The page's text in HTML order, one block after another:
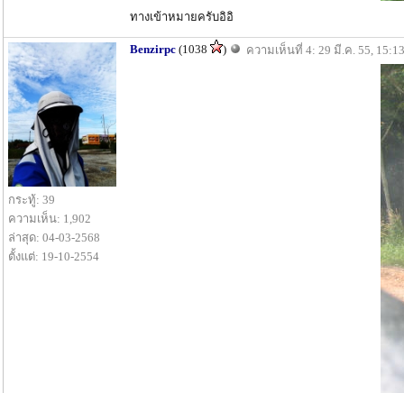
ทางเข้าหมายครับอิอิ
กระทู้: 39
ความเห็น: 1,902
ล่าสุด: 04-03-2568
ตั้งแต่: 19-10-2554
Benzirpc (1038 ) ความเห็นที่ 4: 29 มี.ค. 55, 15:13